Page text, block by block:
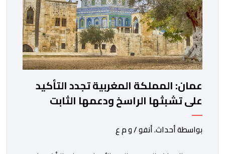
عمان: المملكة المغربية تجدد التأكيد
على تشبثها الراسخ ودعمها الثابت
للحقوق المشروعة للشعب الفلسطيني
الشقيق
بواسطة أحداث. أنفو / و م ع